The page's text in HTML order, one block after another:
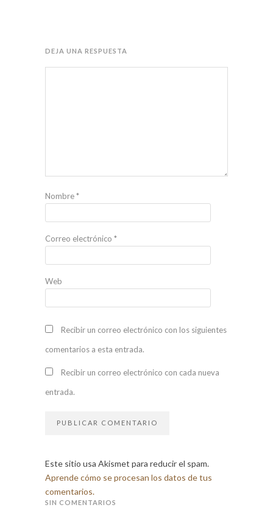
DEJA UNA RESPUESTA
Nombre*
Correo electrónico *
Web
Recibir un correo electrónico con los siguientes
comentarios a esta entrada.
Recibir un correo electrónico con cada nueva
entrada.
Este sitio usa Akismet para reducir el spam.
Aprende cómo se procesan los datos de tus
comentarios.
SIN COMENTARIOS